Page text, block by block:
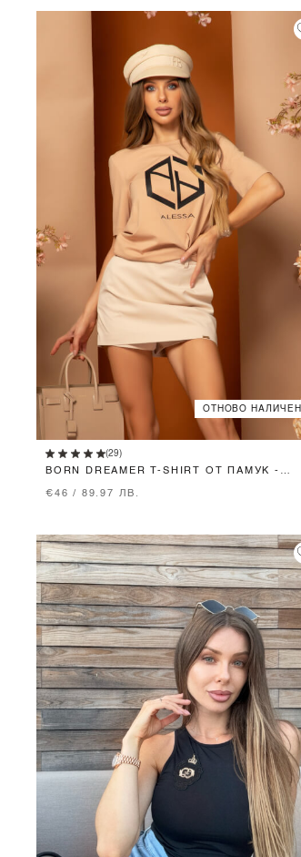
ОТНОВО НАЛИЧЕН
M L
(29)
BORN DREAMER T-SHIRT ОТ ПАМУК -
€46 / 89.97 ЛВ.